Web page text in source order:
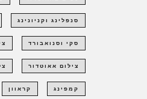
סנפלינג וקניונינג
סקי וסנואבורד
צילום אאוטדור
קמפינג קראוון